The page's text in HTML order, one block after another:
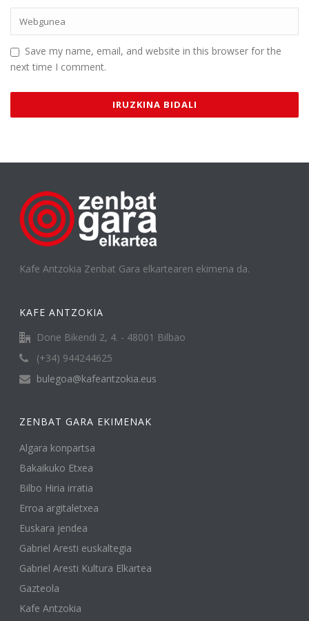
Save my name, email, and website in this browser for the
next time I comment.
Kafe Antzokia Zenbat Gara elkartearen ekimena da.
KAFE ANTZOKIA
Done Bikendi 2, 4. - 48001 Bilbao
(+34) 944244625
bulegoa@kafeantzokia.eus
ZENBAT GARA EKIMENAK
Algara konpartsa
Bakaikuko Etxea
Bilbo Hiria irratia
Erroa argitaletxea
Euskara jendea
Gabriel Aresti euskaltegia
Gabriel Aresti Kultura Elkartea
Gazteola
Kafe Antzokia